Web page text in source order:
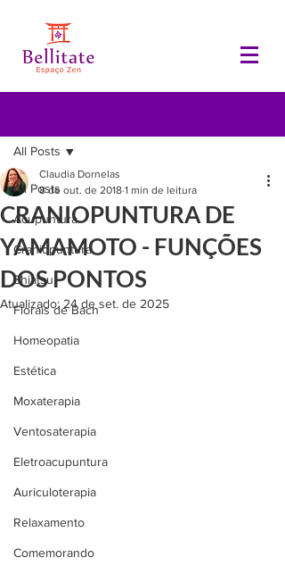
All Posts
Acupuntura
Craniopuntura
Shiatsu
Florais de Bach
Homeopatia
Estética
Moxaterapia
Ventosaterapia
Eletroacupuntura
Auriculoterapia
Relaxamento
Comemorando
All Posts
CRANIOPUNTURA DE
YAMAMOTO - FUNÇÕES
DOS PONTOS
Claudia Dornelas
8 de out. de 2018 1 min de leitura
Atualizado: 24 de set. de 2025